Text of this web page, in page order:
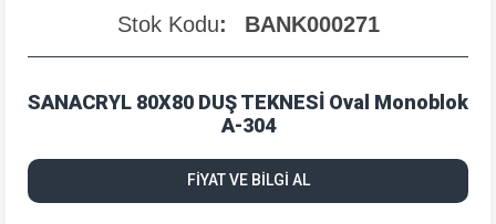
Stok Kodu BANK000271
SANACRYL 80X80 DUŞ TEKNESİ Oval Monoblok
A-304
FİYAT VE BİLGİ AL